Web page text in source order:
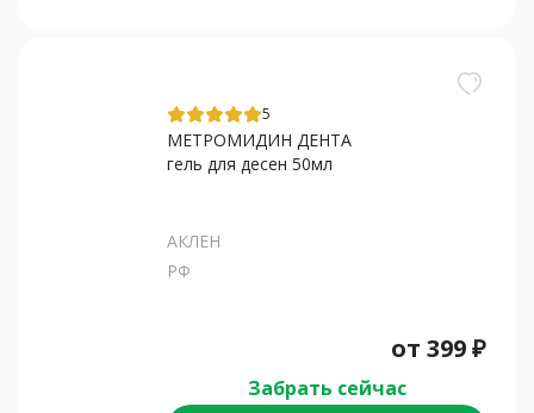
5
МЕТРОМИДИН ДЕНТА
гель для десен 50мл
АКЛЕН
РФ
от 399₽
Забрать сейчас